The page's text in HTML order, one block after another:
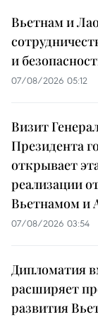
Вьетнам и
и
07/08/2026 05:12
Визит
Президента
открывает
реализации
Вьетнамом и
07/08/2026 03:54
Дипломатия
расширяет
развития